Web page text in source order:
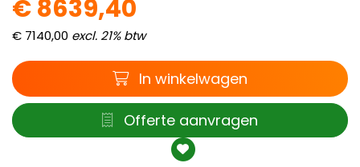
€8639,40
€ 7140,00 excl. 21% btw
Winkelwagen
In winkelwagen
Offerte
Offerte aanvragen